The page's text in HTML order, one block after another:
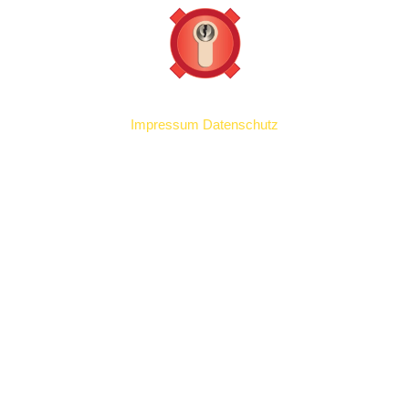
Impressum Datenschutz